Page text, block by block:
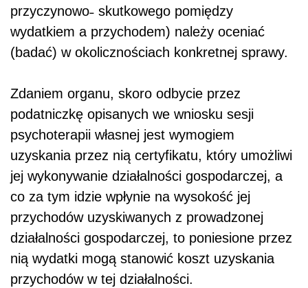
przyczynowo˗ skutkowego pomiędzy
wydatkiem a przychodem) należy oceniać
(badać) w okolicznościach konkretnej sprawy.
Zdaniem organu, skoro odbycie przez
podatniczkę opisanych we wniosku sesji
psychoterapii własnej jest wymogiem
uzyskania przez nią certyfikatu, który umożliwi
jej wykonywanie działalności gospodarczej, a
co za tym idzie wpłynie na wysokość jej
przychodów uzyskiwanych z prowadzonej
działalności gospodarczej, to poniesione przez
nią wydatki mogą stanowić koszt uzyskania
przychodów w tej działalności.